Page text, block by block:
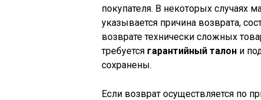
покупателя. В некоторых случаях
указывается причина возврата,
возврате технически сложных
требуется гарантийный талон и
сохранены.
Если возврат осуществляется по